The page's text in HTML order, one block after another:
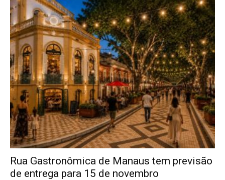
Rua Gastronômica de Manaus tem previsão
de entrega para 15 de novembro